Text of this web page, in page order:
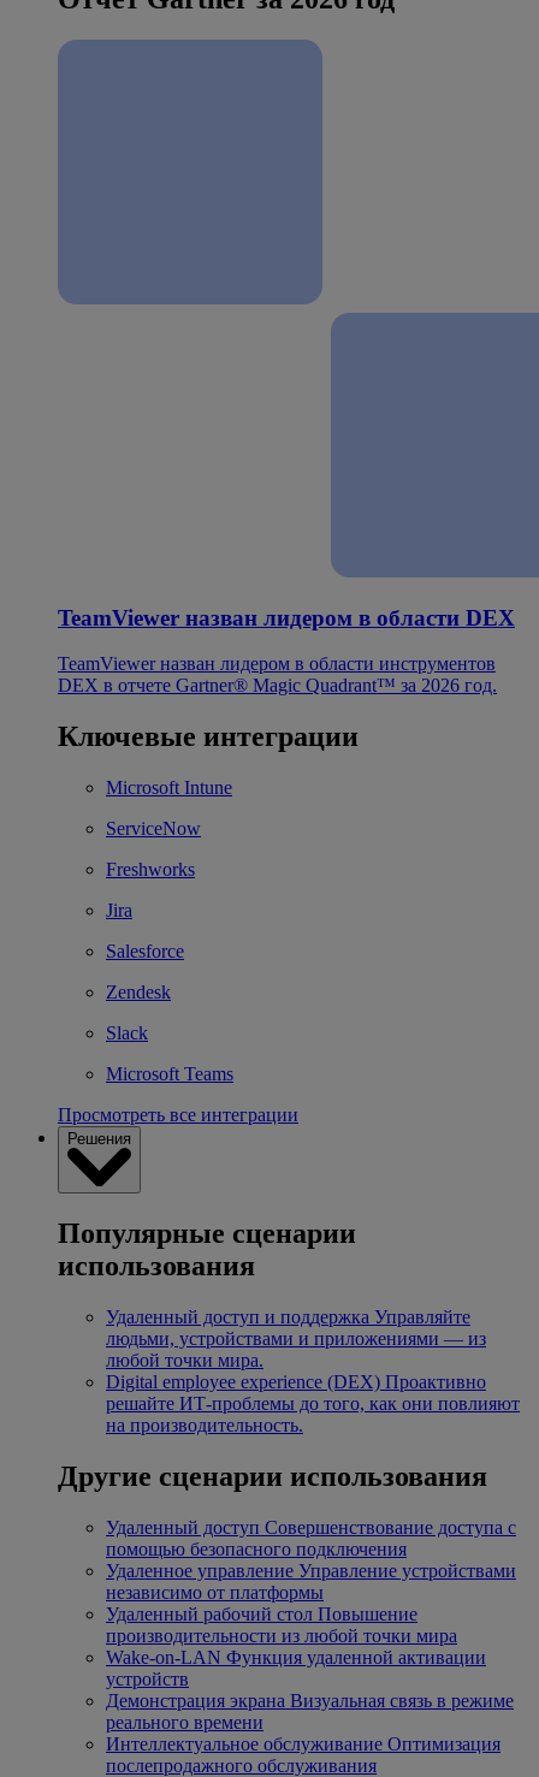
TeamViewer назван лидером в области DEX
TeamViewer назван лидером в области инструментов
DEX в отчете Gartner® Magic Quadrant™ за 2026 год.
Ключевые интеграции
Microsoft Intune
ServiceNow
Freshworks
Jira
Salesforce
Zendesk
Slack
Microsoft Teams
Просмотреть все интеграции
Решения
Популярные сценарии
использования
Удаленный доступ и поддержка Управляйте
людьми, устройствами и приложениями — из
любой точки мира.
Digital employee experience (DEX) Проактивно
решайте ИТ-проблемы до того, как они повлияют
на производительность.
Другие сценарии использования
Удаленный доступ Совершенствование доступа с
помощью безопасного подключения
Удаленное управление Управление устройствами
независимо от платформы
Удаленный рабочий стол Повышение
производительности из любой точки мира
Wake-on-LAN Функция удаленной активации
устройств
Демонстрация экрана Визуальная связь в режиме
реального времени
Интеллектуальное обслуживание Оптимизация
послепродажного обслуживания